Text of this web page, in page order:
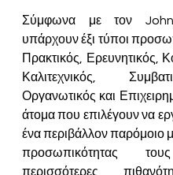
Σύμφωνα με τον
υπάρχουν έξι τύποι
Πρακτικός, Ερευνητικός,
Καλιτεχνικός,
Οργανωτικός και
άτομα που επιλέγουν να
ένα περιβάλλον παρόμοιο
προσωπικότητας
περισσότερες